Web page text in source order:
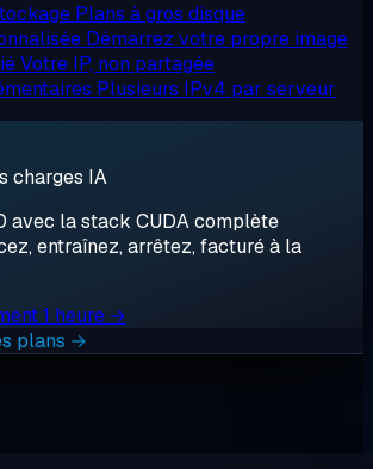
Plans à gros disque
Démarrez votre propre image
Votre IP, non partagée
Plusieurs IPv4 par serveur
charges IA
avec la stack CUDA complète
entraînez, arrêtez, facturé à la
1 heure →
plans →